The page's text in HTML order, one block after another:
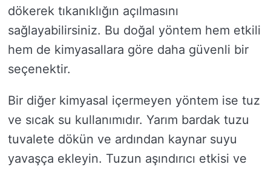
dökerek tıkanıklığın açılmasını
sağlayabilirsiniz. Bu doğal yöntem hem etkili
hem de kimyasallara göre daha güvenli bir
seçenektir.
Bir diğer kimyasal içermeyen yöntem ise tuz
ve sıcak su kullanımıdır. Yarım bardak tuzu
tuvalete dökün ve ardından kaynar suyu
yavaşça ekleyin. Tuzun aşındırıcı etkisi ve